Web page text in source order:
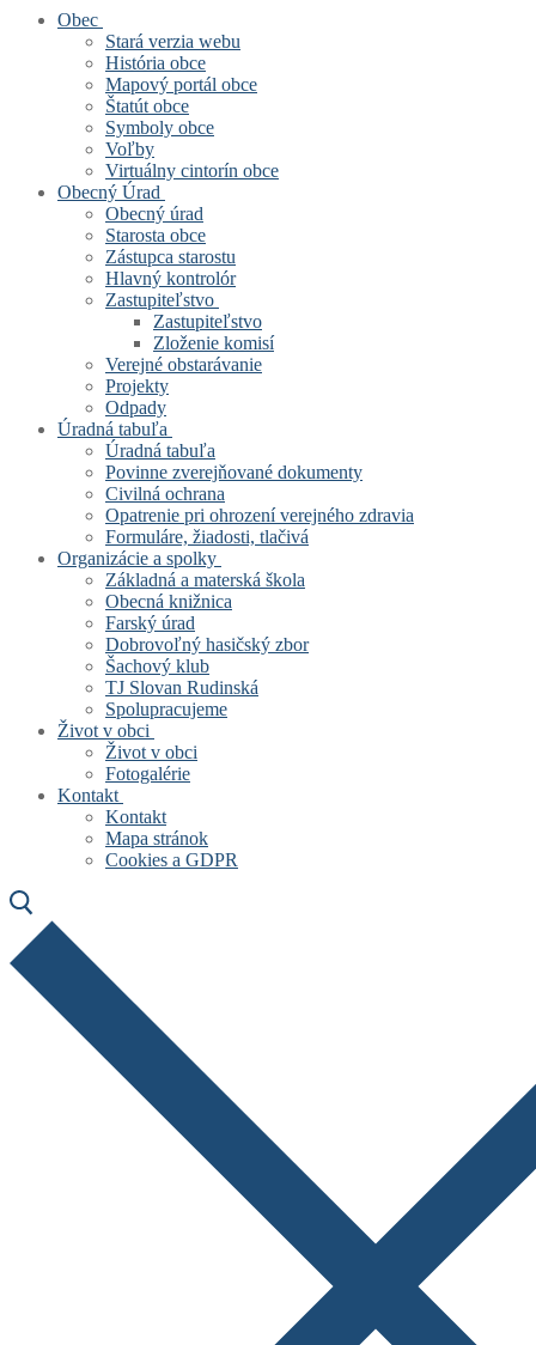
Obec
Stará verzia webu
História obce
Mapový portál obce
Štatút obce
Symboly obce
Voľby
Virtuálny cintorín obce
Obecný Úrad
Obecný úrad
Starosta obce
Zástupca starostu
Hlavný kontrolór
Zastupiteľstvo
Zastupiteľstvo
Zloženie komisí
Verejné obstarávanie
Projekty
Odpady
Úradná tabuľa
Úradná tabuľa
Povinne zverejňované dokumenty
Civilná ochrana
Opatrenie pri ohrození verejného zdravia
Formuláre, žiadosti, tlačivá
Organizácie a spolky
Základná a materská škola
Obecná knižnica
Farský úrad
Dobrovoľný hasičský zbor
Šachový klub
TJ Slovan Rudinská
Spolupracujeme
Život v obci
Život v obci
Fotogalérie
Kontakt
Kontakt
Mapa stránok
Cookies a GDPR